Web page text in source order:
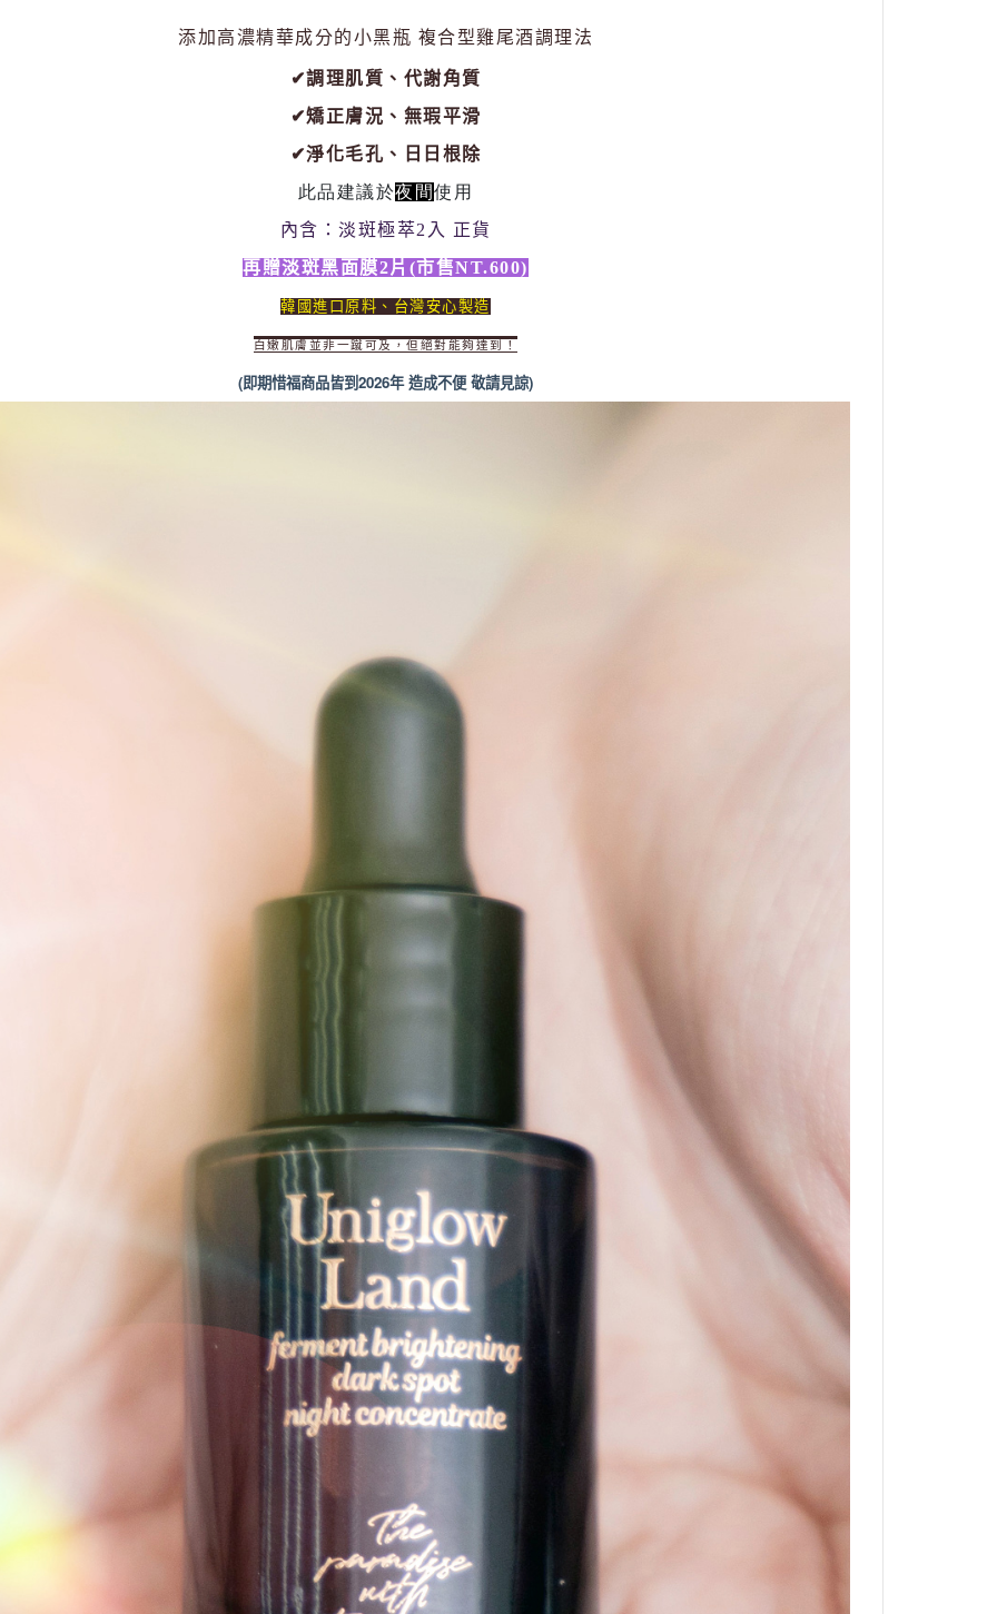
添加高濃精華成分的小黑瓶 複合型雞尾酒調理法
✔調理肌質、代謝角質
✔矯正膚況、無瑕平滑
✔淨化毛孔、日日根除
此品建議於夜間使用
內含：淡斑極萃2入 正貨
再贈淡斑黑面膜2片(市售NT.600)
韓國進口原料、台灣安心製造
白嫩肌膚並非一蹴可及，但絕對能夠達到！
(即期惜福商品皆到2026年 造成不便 敬請見諒)